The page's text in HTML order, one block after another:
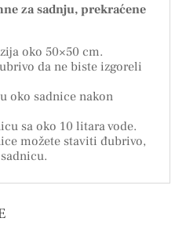
za sadnju, prekraćene
oko 50×50 cm.
da ne biste izgoreli
oko sadnice nakon
sa oko 10 litara vode.
možete staviti đubrivo,